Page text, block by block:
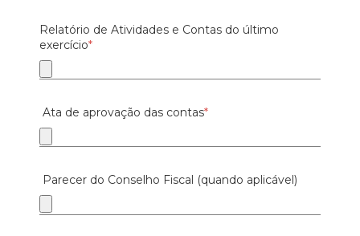
Relatório de Atividades e Contas do último
exercício*
Ata de aprovação das contas*
Parecer do Conselho Fiscal (quando aplicável)